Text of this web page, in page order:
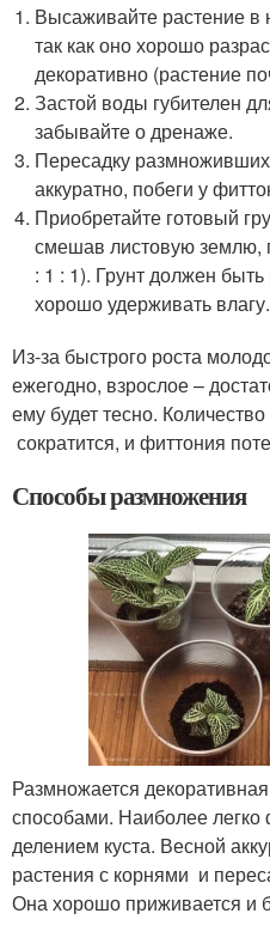
Высаживайте растение в
так как оно хорошо
декоративно (растение
Застой воды губителен
забывайте о дренаже.
Пересадку
аккуратно, побеги у
Приобретайте готовый
смешав листовую землю,
: 1 : 1). Грунт должен
хорошо удерживать влагу.
Из-за быстрого роста
ежегодно, взрослое –
ему будет тесно.
сократится, и фиттония
Способы размножения
Размножается
способами. Наиболее легко
делением куста. Весной
растения с корнями и
Она хорошо приживается и